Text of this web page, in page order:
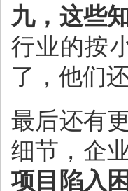
九，这些
行业的按
了，他们
最后还有
细节，企
项目陷入